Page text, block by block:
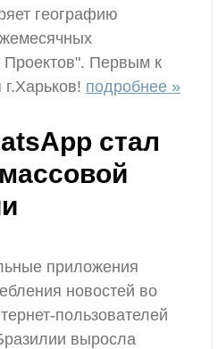
географию
Проектов". Первым к
подробнее »
стал
приложения
новостей во
пользователей
выросла